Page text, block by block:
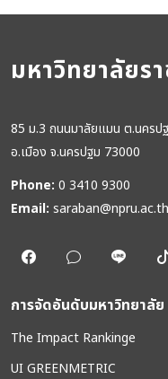
มหาวิทยาลัยร
85 ม.3 ถนนมาลัยแมน ต.นครป
อ.เมือง จ.นครปฐม 73000
Phone: 0 3410 9300
Email: saraban@npru.ac.th
การจัดอันดับมหาวิทยาลัย
The Impact Rankinge
UI GREENMETRIC